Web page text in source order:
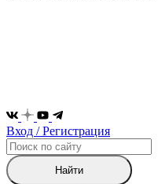
Вход / Регистрация
Найти